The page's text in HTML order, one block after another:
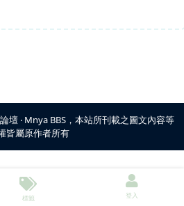
論壇 ‧ Mnya BBS，本站所刊載之圖文內容等
皆屬原作者所有
標籤 登入